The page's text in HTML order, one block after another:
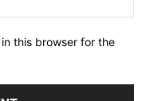
this browser for the